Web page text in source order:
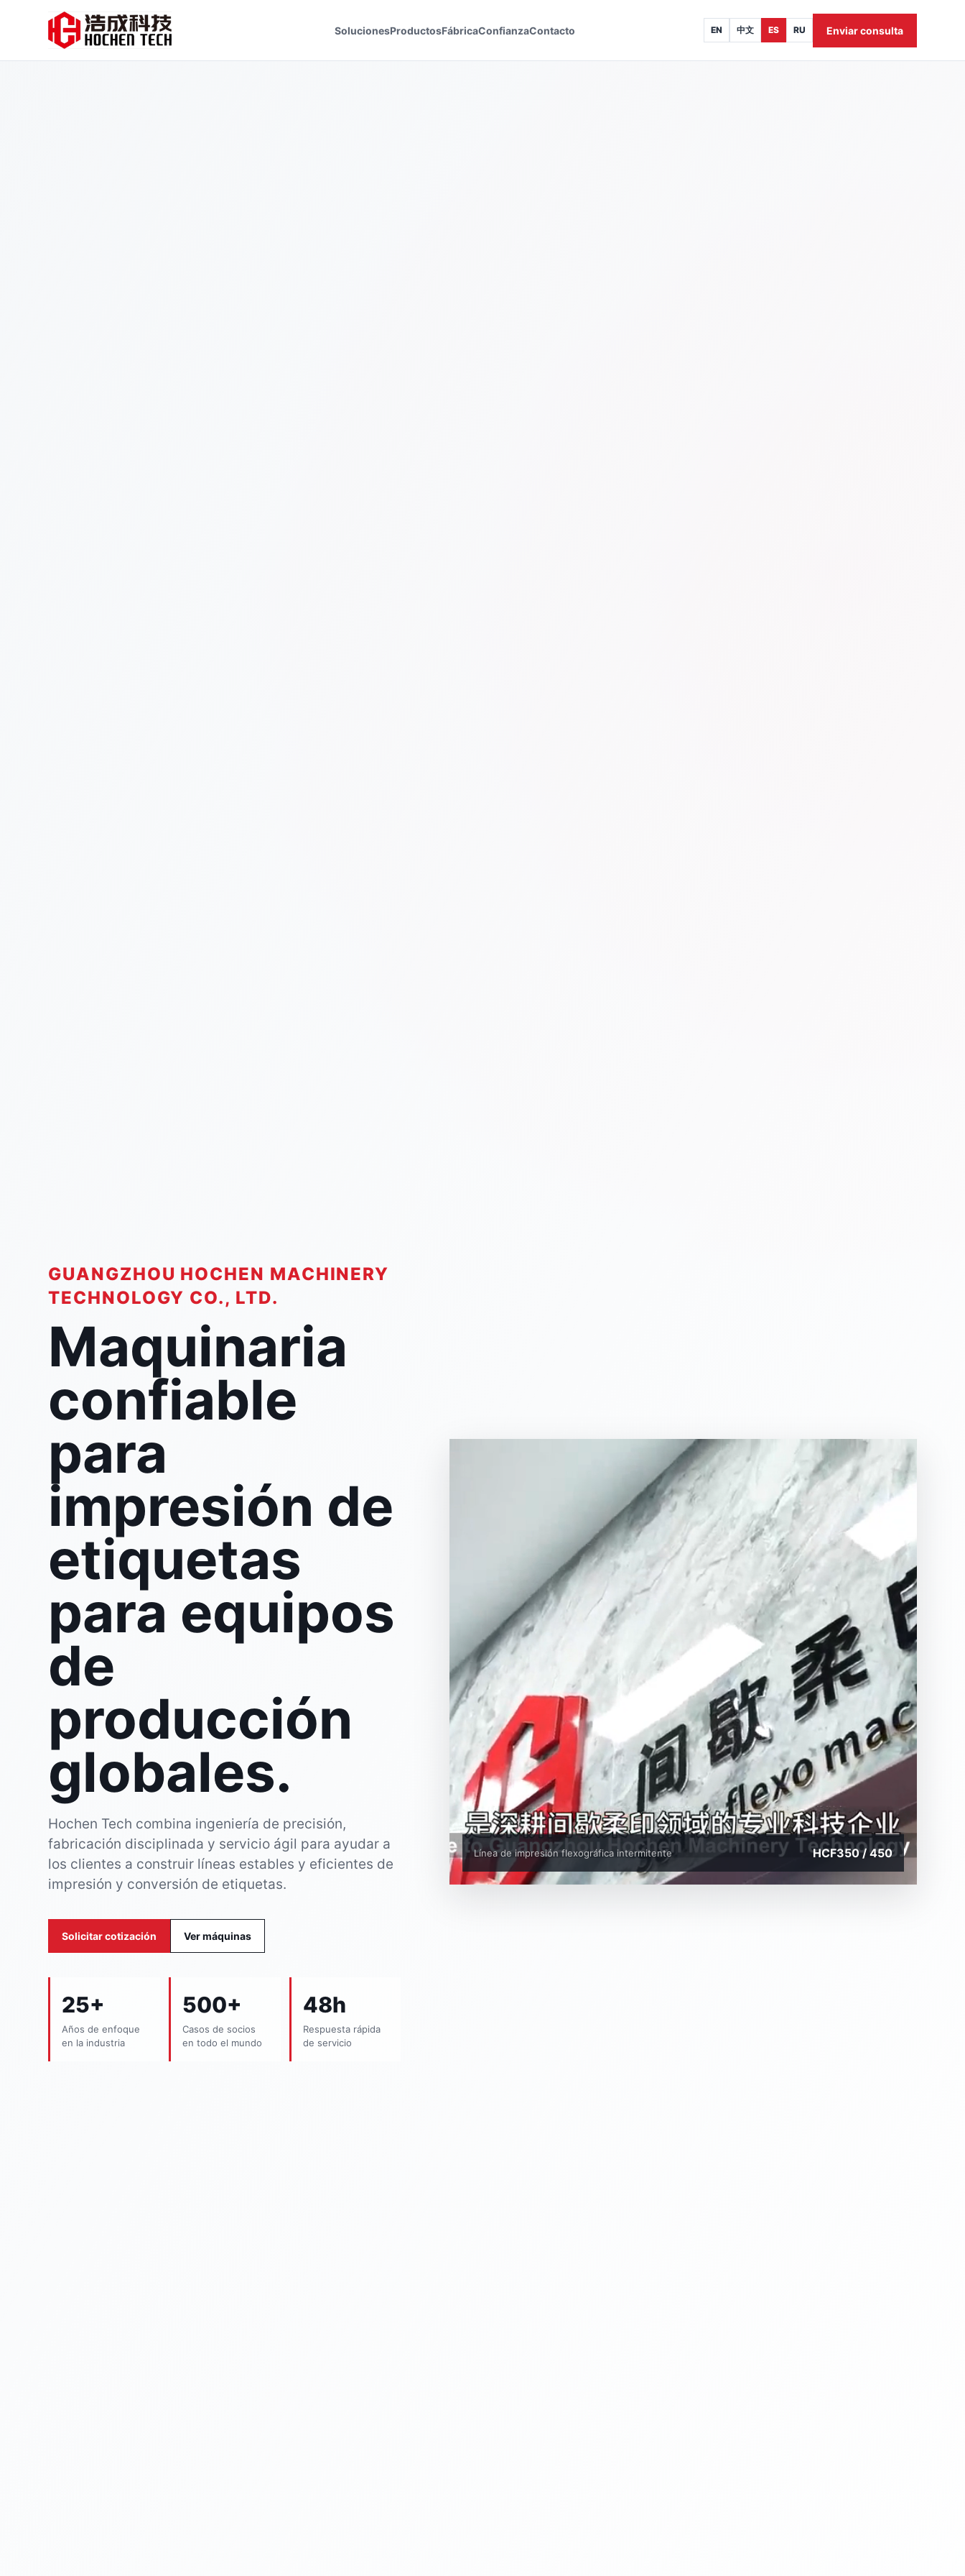
SolucionesProductosFábricaConfianzaContacto EN 中文 ES RU Enviar consulta
GUANGZHOU HOCHEN MACHINERY
TECHNOLOGY CO., LTD.
Maquinaria
confiable
para
impresión de
etiquetas
para equipos
de
producción
globales.
Hochen Tech combina ingeniería de precisión,
fabricación disciplinada y servicio ágil para ayudar a
los clientes a construir líneas estables y eficientes de
impresión y conversión de etiquetas.
Solicitar cotización Ver máquinas
25+
Años de enfoque
en la industria
500+
Casos de socios
en todo el mundo
48h
Respuesta rápida
de servicio
Línea de impresión flexográfica intermitente HCF350 / 450